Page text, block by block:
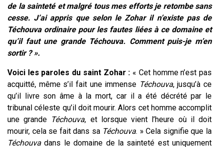
de la sainteté et malgré tous mes efforts je retombe sans
cesse. J’ai appris que selon le Zohar il n’existe pas de
Téchouva ordinaire pour les fautes liées à ce domaine et
qu’il faut une grande Téchouva. Comment puis-je m’en
sortir ? ».
Voici les paroles du saint Zohar : « Cet homme n’est pas
acquitté, même s’il fait une immense Téchouva, jusqu’à ce
qu’il livre son âme à la mort, car il a été décrété par le
tribunal céleste qu’il doit mourir. Alors cet homme accomplit
une grande Téchouva, et lorsque vient l’heure où il doit
mourir, cela se fait dans sa Téchouva. » Cela signifie que la
Téchouva dans le domaine de la sainteté est uniquement